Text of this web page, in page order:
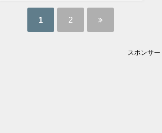
1 2
スポンサー